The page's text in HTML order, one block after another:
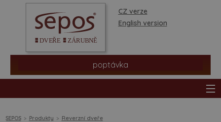
CZ verze
English version
poptávka
SEPOS Produkty Reverzní dveře